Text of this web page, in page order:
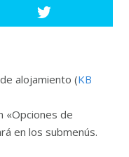
alojamiento (KB
«Opciones de
en los submenús.